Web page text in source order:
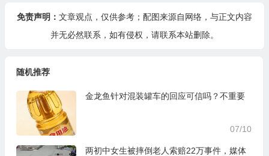
免责声明： 文章观点，仅供参考；配图来源自网络，与正文内容
并无必然联系，如有侵权，请联系本站删除。
随机推荐
金龙鱼针对混装罐车的回应可信吗？不重要
07/10
两初中女生被摔倒老人索赔22万事件，媒体